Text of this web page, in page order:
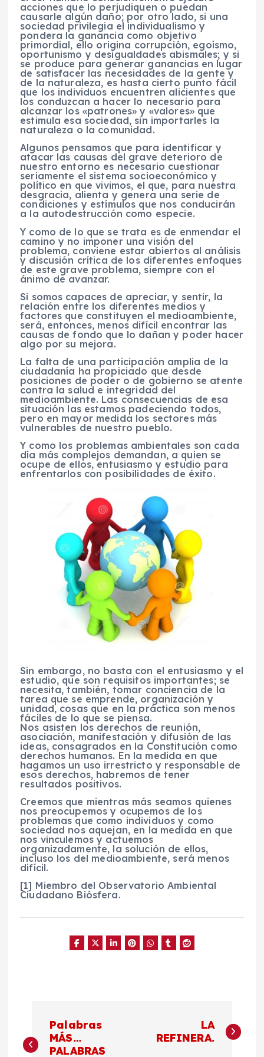
acciones que lo perjudiquen o puedan
causarle algún daño; por otro lado, si una
sociedad privilegia el individualismo y
pondera la ganancia como objetivo
primordial, ello origina corrupción, egoísmo,
oportunismo y desigualdades abismales; y si
se produce para generar ganancias en lugar
de satisfacer las necesidades de la gente y
de la naturaleza, es hasta cierto punto fácil
que los individuos encuentren alicientes que
los conduzcan a hacer lo necesario para
alcanzar los «patrones» y «valores» que
estimula esa sociedad, sin importarles la
naturaleza o la comunidad.
Algunos pensamos que para identificar y
atacar las causas del grave deterioro de
nuestro entorno es necesario cuestionar
seriamente el sistema socioeconómico y
político en que vivimos, el que, para nuestra
desgracia, alienta y genera una serie de
condiciones y estímulos que nos conducirán
a la autodestrucción como especie.
Y como de lo que se trata es de enmendar el
camino y no imponer una visión del
problema, conviene estar abiertos al análisis
y discusión crítica de los diferentes enfoques
de este grave problema, siempre con el
ánimo de avanzar.
Si somos capaces de apreciar, y sentir, la
relación entre los diferentes medios y
factores que constituyen el medioambiente,
será, entonces, menos difícil encontrar las
causas de fondo que lo dañan y poder hacer
algo por su mejora.
La falta de una participación amplia de la
ciudadanía ha propiciado que desde
posiciones de poder o de gobierno se atente
contra la salud e integridad del
medioambiente. Las consecuencias de esa
situación las estamos padeciendo todos,
pero en mayor medida los sectores más
vulnerables de nuestro pueblo.
Y como los problemas ambientales son cada
día más complejos demandan, a quien se
ocupe de ellos, entusiasmo y estudio para
enfrentarlos con posibilidades de éxito.
Sin embargo, no basta con el entusiasmo y el
estudio, que son requisitos importantes; se
necesita, también, tomar conciencia de la
tarea que se emprende, organización y
unidad, cosas que en la práctica son menos
fáciles de lo que se piensa.
Nos asisten los derechos de reunión,
asociación, manifestación y difusión de las
ideas, consagrados en la Constitución como
derechos humanos. En la medida en que
hagamos un uso irrestricto y responsable de
esos derechos, habremos de tener
resultados positivos.
Creemos que mientras más seamos quienes
nos preocupemos y ocupemos de los
problemas que como individuos y como
sociedad nos aquejan, en la medida en que
nos vinculemos y actuemos
organizadamente, la solución de ellos,
incluso los del medioambiente, será menos
difícil.
[1] Miembro del Observatorio Ambiental
Ciudadano Biósfera.
a
Palabras
MÁS…
PALABRAS
LA
REFINERA.